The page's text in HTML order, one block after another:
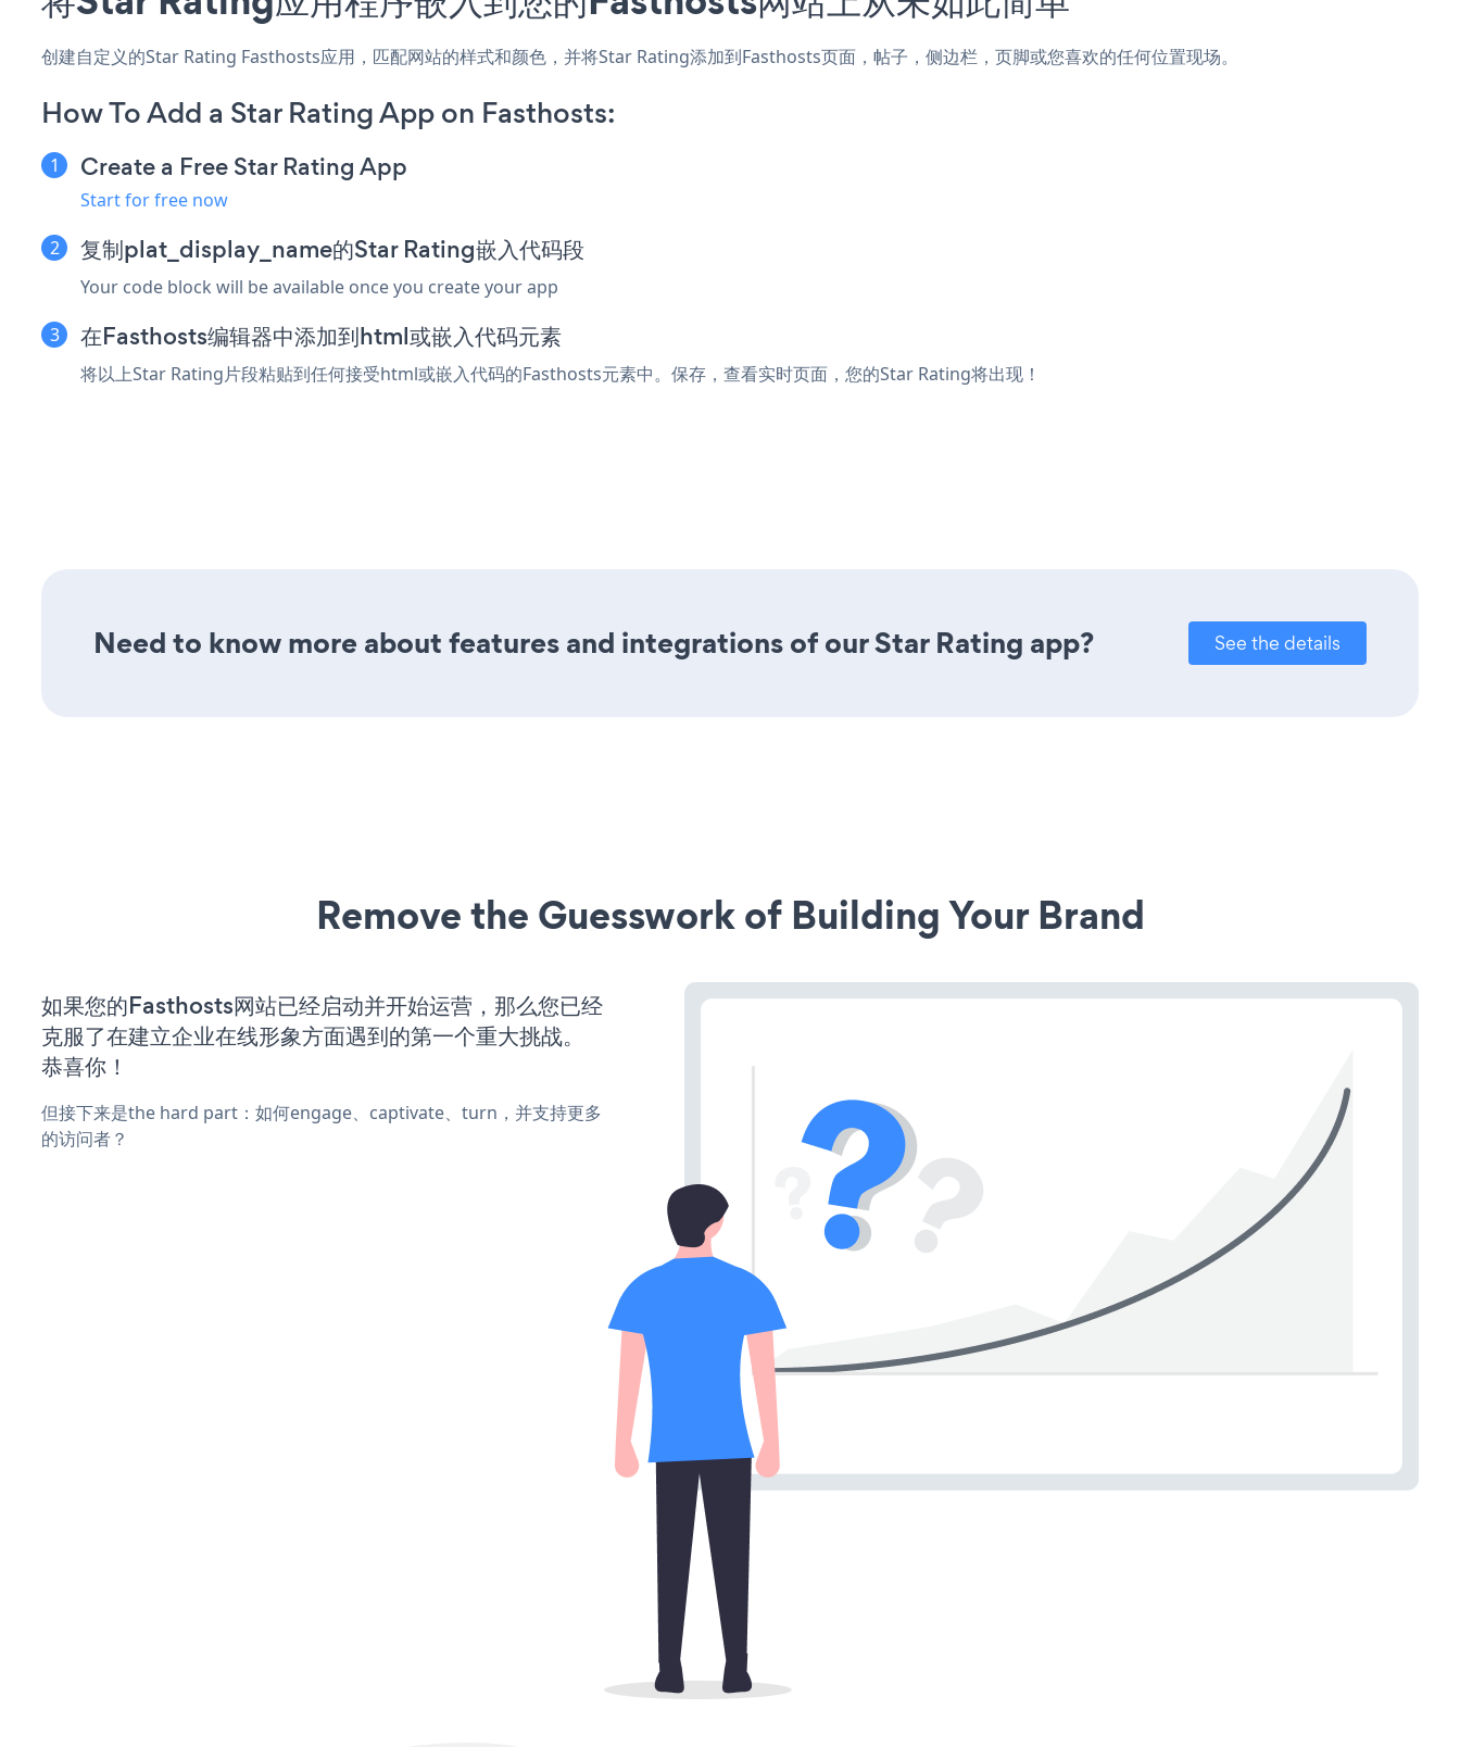
创建自定义的Star Rating Fasthosts应用，匹配网站的样式和颜色，并将Star Rating添加到Fasthosts页面，帖子，侧边栏，页脚或您喜欢的任何位置现场。
How To Add a Star Rating App on Fasthosts:
Create a Free Star Rating App
Start for free now
复制plat_display_name的Star Rating嵌入代码段
Your code block will be available once you create your app
在Fasthosts编辑器中添加到html或嵌入代码元素
将以上Star Rating片段粘贴到任何接受html或嵌入代码的Fasthosts元素中。保存，查看实时页面，您的Star Rating将出现！
Need to know more about features and integrations of our Star Rating app? See the details
Remove the Guesswork of Building Your Brand
如果您的Fasthosts网站已经启动并开始运营，那么您已经
克服了在建立企业在线形象方面遇到的第一个重大挑战。
恭喜你！
但接下来是the hard part：如何engage、captivate、turn，并支持更多
的访问者？